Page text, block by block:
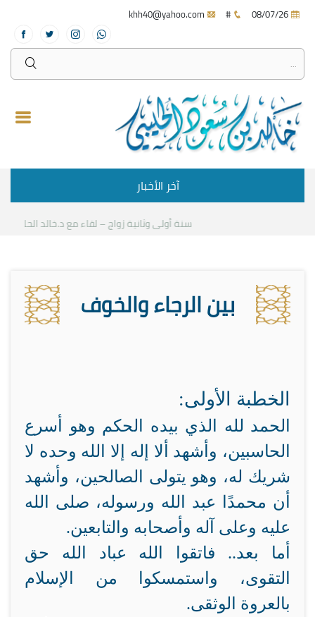
#
آخر الأخبار
سنة أولى وثانية زواج – لقاء مع د.خالد الحليبي
بين الرجاء والخوف
الخطبة الأولى:
الحمد لله الذي بيده الحكم وهو أسرع
الحاسبين، وأشهد ألا إله إلا الله وحده لا
شريك له، وهو يتولى الصالحين، وأشهد
أن محمدًا عبد الله ورسوله، صلى الله
عليه وعلى آله وأصحابه والتابعين.
أما بعد.. فاتقوا الله عباد الله حق
التقوى، واستمسكوا من الإسلام
بالعروة الوثقى.